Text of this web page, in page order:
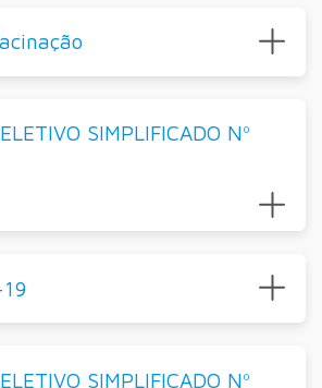
SIMPLIFICADO Nº
SIMPLIFICADO Nº